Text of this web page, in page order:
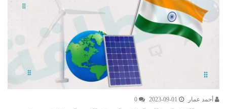
أحمد عمار 2023-09-01
0